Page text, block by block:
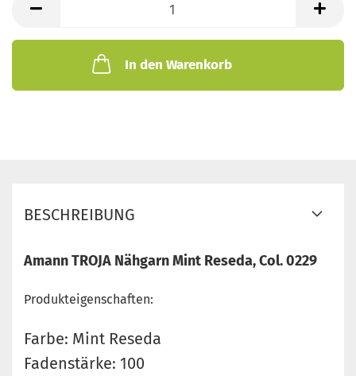
In den Warenkorb
BESCHREIBUNG
Amann TROJA Nähgarn Mint Reseda, Col. 0229
Produkteigenschaften:
Farbe: Mint Reseda
Fadenstärke: 100